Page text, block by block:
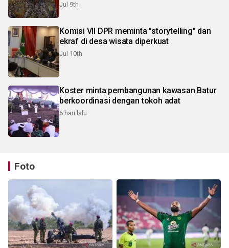
Jul 9th
Komisi VII DPR meminta "storytelling" dan
ekraf di desa wisata diperkuat
Jul 10th
Koster minta pembangunan kawasan Batur
berkoordinasi dengan tokoh adat
6 hari lalu
Foto